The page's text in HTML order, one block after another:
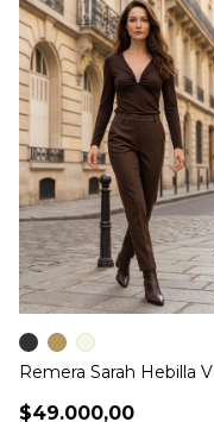
Remera Sarah Hebilla V
$49.000,00